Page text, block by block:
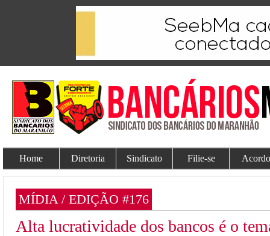
Home Diretoria Sindicato Filie-se
MÍDIA / EDIÇÃO #176
Alta lucratividade dos bancos é o